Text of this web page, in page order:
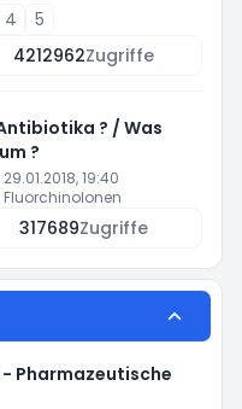
4
5
4212962Zugriffe
? / Was
?
29.01.2018, 19:40
Fluorchinolonen
317689Zugriffe
Pharmazeutische